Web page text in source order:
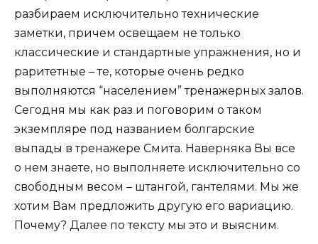
разбираем исключительно технические
заметки, причем освещаем не только
классические и стандартные упражнения, но и
раритетные – те, которые очень редко
выполняются “населением” тренажерных залов.
Сегодня мы как раз и поговорим о таком
экземпляре под названием болгарские
выпады в тренажере Смита. Наверняка Вы все
о нем знаете, но выполняете исключительно со
свободным весом – штангой, гантелями. Мы же
хотим Вам предложить другую его вариацию.
Почему? Далее по тексту мы это и выясним.